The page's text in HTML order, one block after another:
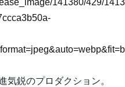
141380/429/
気鋭のプロダクション。